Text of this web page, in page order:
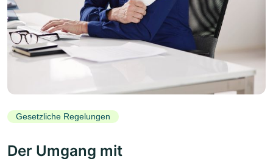
Gesetzliche Regelungen
Der Umgang mit